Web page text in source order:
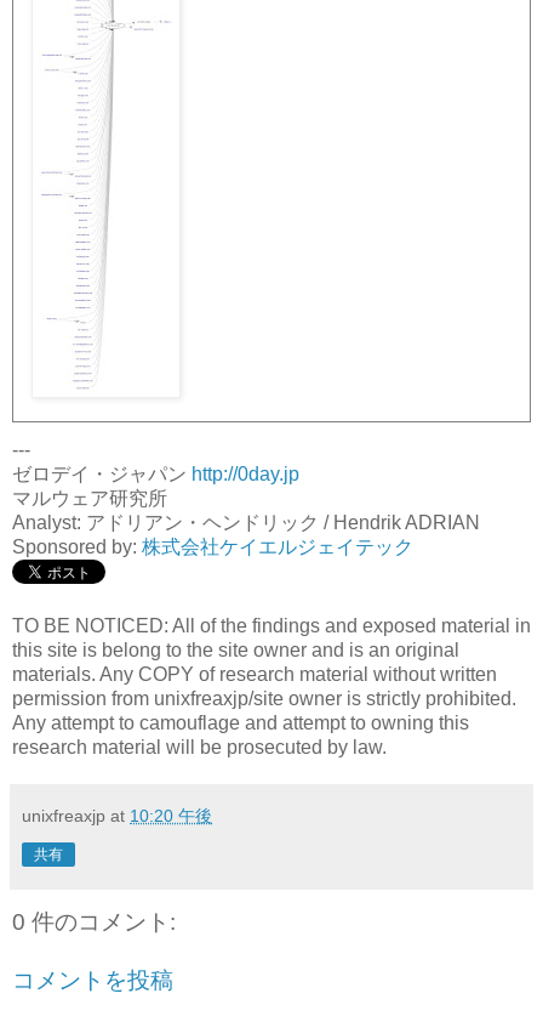
---
ゼロデイ・ジャパン http://0day.jp
マルウェア研究所
Analyst: アドリアン・ヘンドリック / Hendrik ADRIAN
Sponsored by: 株式会社ケイエルジェイテック
TO BE NOTICED: All of the findings and exposed material in
this site is belong to the site owner and is an original
materials. Any COPY of research material without written
permission from unixfreaxjp/site owner is strictly prohibited.
Any attempt to camouflage and attempt to owning this
research material will be prosecuted by law.
unixfreaxjp at 10:20 午後
共有
0 件のコメント:
コメントを投稿